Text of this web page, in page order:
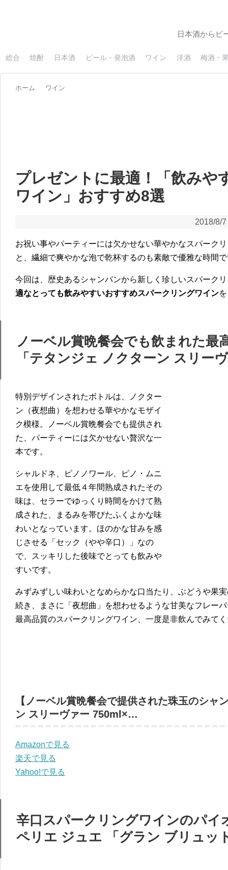
日本酒からビ
総合 焼酎 日本酒 ビール・発泡酒 ワイン 洋酒 梅酒・
ホーム ワイン
プレゼントに最適！「飲みや
ワイン」おすすめ8選
2018/8/7
お祝い事やパーティーには欠かせない華やかなスパーク
と、繊細で爽やかな泡で乾杯するのも素敵で優雅な時間
今回は、歴史あるシャンパンから新しく珍しいスパーク
適なとっても飲みやすいおすすめスパークリングワイン
ノーベル賞晩餐会でも飲まれた最
「テタンジェ ノクターン スリー
特別デザインされたボトルは、ノクター
ン（夜想曲）を想わせる華やかなモザイ
ク模様。ノーベル賞晩餐会でも提供され
た、パーティーには欠かせない贅沢な一
本です。
シャルドネ、ピノノワール、ピノ・ムニ
エを使用して最低４年間熟成されたその
味は、セラーでゆっくり時間をかけて熟
成された、まるみを帯びたふくよかな味
わいとなっています。ほのかな甘みを感
じさせる「セック（やや辛口）」なの
で、スッキリした後味でとっても飲みや
すいです。
みずみずしい味わいとなめらかな口当たり、ぶどうや果
続き、まさに「夜想曲」を想わせるような甘美なフレー
最高品質のスパークリングワイン、一度是非飲んでみて
【ノーベル賞晩餐会で提供された珠玉のシャ
ン スリーヴァー 750ml×…
Amazonで見る
楽天で見る
Yahoo!で見る
辛口スパークリングワインのパイ
ペリエ ジュエ 「グラン ブリュッ